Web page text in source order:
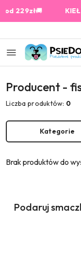
Przejdź do
Przejdź do
Przejdź do
Przejdź do
Przejdź do
229zł🚚
Producent -
Liczba produktów: 0
Kategorie
Brak produktów do
Pomiń
Produkty
Podaruj